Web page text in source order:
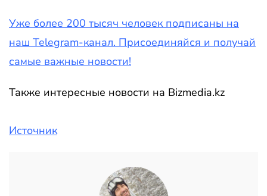
Уже более 200 тысяч человек подписаны на
наш Telegram-канал. Присоединяйся и получай
самые важные новости!
Также интересные новости на Bizmedia.kz
Источник